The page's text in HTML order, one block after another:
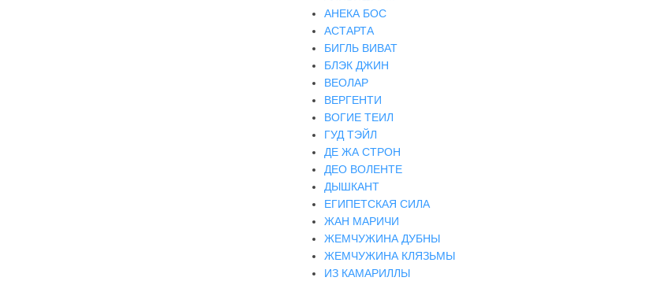
АНЕКА БОС
АСТАРТА
БИГЛЬ ВИВАТ
БЛЭК ДЖИН
ВЕОЛАР
ВЕРГЕНТИ
ВОГИЕ ТЕИЛ
ГУД ТЭЙЛ
ДЕ ЖА СТРОН
ДЕО ВОЛЕНТЕ
ДЫШКАНТ
ЕГИПЕТСКАЯ СИЛА
ЖАН МАРИЧИ
ЖЕМЧУЖИНА ДУБНЫ
ЖЕМЧУЖИНА КЛЯЗЬМЫ
ИЗ КАМАРИЛЛЫ